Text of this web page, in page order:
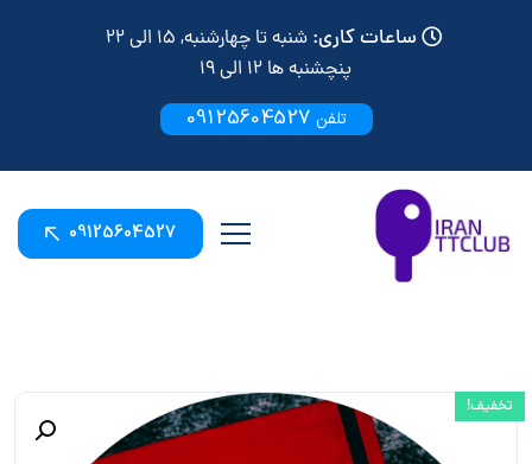
ساعات کاری: شنبه تا چهارشنبه, 15 الی 22
پنچشنبه ها 12 الی 19
تلفن 09125604527
09125604527
تخفیف!